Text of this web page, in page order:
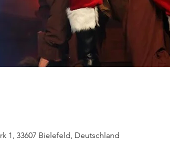
1, 33607 Bielefeld, Deutschland